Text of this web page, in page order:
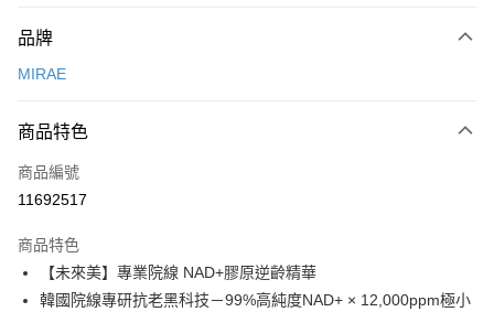
AFTEE先享後付
【關於「AFTEE先享後付」】
便利好安心！
１．簡單：不需註冊會員、不需綁卡、不需儲值。
２．便利：只要手機號碼，簡訊認證，即可結帳。
３．安心：先確認商品／服務後，再付款。
１．於結帳方式選擇「AFTEE先享後付」後，將跳轉至「AFTEE先享後付」
結帳頁面，進行簡訊認證並確認金額後，即可完成結帳。
２．訂單成立數日內，您將收到繳費通知簡訊。
３．收到繳費通知簡訊後14天內，點擊此簡訊中的連結，可透過四大超商／
每筆NT$100，滿NT$600(含以上)免運費
品牌
MIRAE
商品特色
商品編號
11692517
商品特色
【未來美】專業院線 NAD+膠原逆齡精華
韓國院線專研抗老黑科技－99%高純度NAD+ × 12,000ppm極小